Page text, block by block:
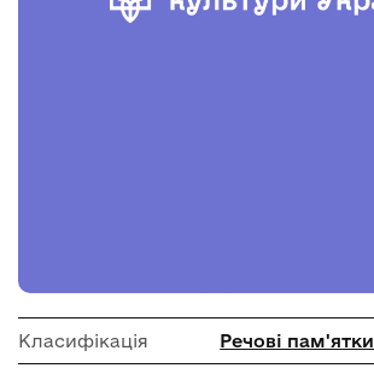
Класифікація Речові пам'ятки